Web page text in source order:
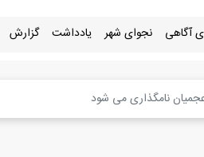
آگاهی نجوای شهر یادداشت گزارش
نامگذاری می شود